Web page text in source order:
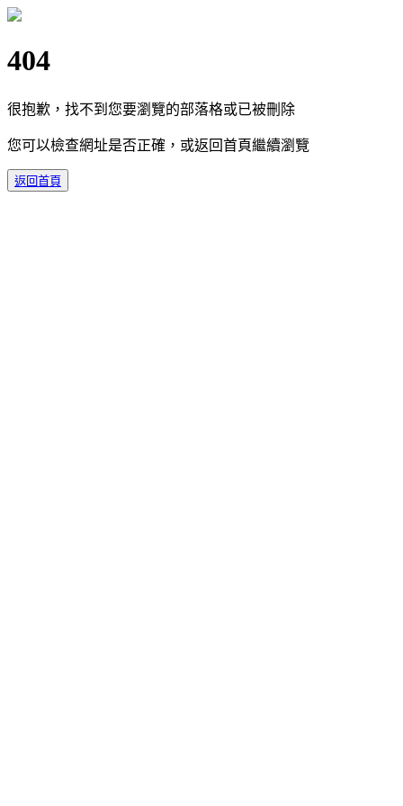
404
很抱歉，找不到您要瀏覽的部落格或已被刪除
您可以檢查網址是否正確，或返回首頁繼續瀏覽
返回首頁